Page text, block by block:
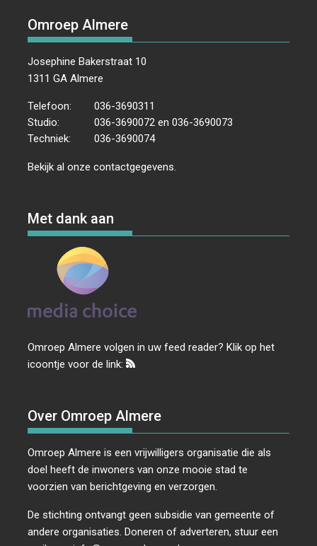
Omroep Almere
Josephine Bakerstraat 10
1311 GA Almere
Telefoon:
036-3690311
Studio:
036-3690072 en 036-3690073
Techniek:
036-3690074
Bekijk al onzecontactgegevens
Met dank aan
Omroep Almere volgen in uw feed reader? Klik op het
icoontje voor de link:
Over Omroep Almere
Omroep Almere is een vrijwilligers organisatie die als
doel heeft de inwoners van onze mooie stad te
voorzien van berichtgeving en verzorgen.
De stichting ontvangt geen subsidie van gemeente of
andere organisaties. Doneren of adverteren, stuur een